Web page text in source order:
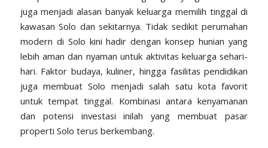
juga menjadi alasan banyak keluarga memilih tinggal di
kawasan Solo dan sekitarnya. Tidak sedikit perumahan
modern di Solo kini hadir dengan konsep hunian yang
lebih aman dan nyaman untuk aktivitas keluarga sehari-
hari. Faktor budaya, kuliner, hingga fasilitas pendidikan
juga membuat Solo menjadi salah satu kota favorit
untuk tempat tinggal. Kombinasi antara kenyamanan
dan potensi investasi inilah yang membuat pasar
properti Solo terus berkembang.